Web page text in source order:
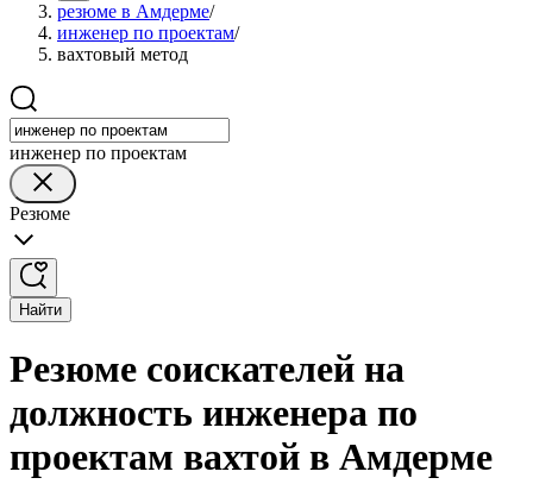
резюме в Амдерме/
инженер по проектам/
вахтовый метод
инженер по проектам
Резюме
Найти
Резюме соискателей на
должность инженера по
проектам вахтой в Амдерме